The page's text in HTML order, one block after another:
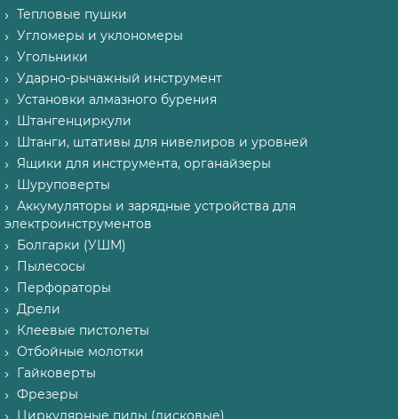
Тепловые пушки
Угломеры и уклономеры
Угольники
Ударно-рычажный инструмент
Установки алмазного бурения
Штангенциркули
Штанги, штативы для нивелиров и уровней
Ящики для инструмента, органайзеры
Шуруповерты
Аккумуляторы и зарядные устройства для
электроинструментов
Болгарки (УШМ)
Пылесосы
Перфораторы
Дрели
Клеевые пистолеты
Отбойные молотки
Гайковерты
Фрезеры
Циркулярные пилы (дисковые)